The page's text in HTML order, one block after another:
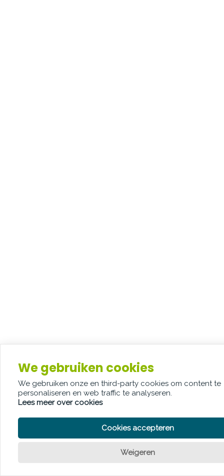
We gebruiken cookies
We gebruiken onze en third-party cookies om content te
personaliseren en web traffic te analyseren.
Lees meer over cookies
Cookies accepteren
Weigeren